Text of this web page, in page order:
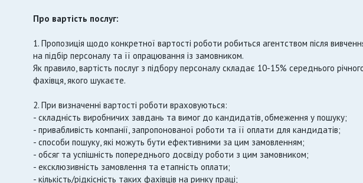
Про вартість послуг:
1. Пропозиція щодо конкретної вартості роботи робиться агентством після
на підбір персоналу та її опрацювання із замовником.
Як правило, вартість послуг з підбору персоналу складає 10-15% середнього
фахівця, якого шукаєте.
2. При визначенні вартості роботи враховуються:
- складність виробничих завдань та вимог до кандидатів, обмеження у пошуку;
- привабливість компанії, запропонованої роботи та її оплати для кандидатів;
- способи пошуку, які можуть бути ефективними за цим замовленням;
- обсяг та успішність попереднього досвіду роботи з цим замовником;
- ексклюзивність замовлення та етапність оплати;
- кількість/рідкісність таких фахівців на ринку праці;